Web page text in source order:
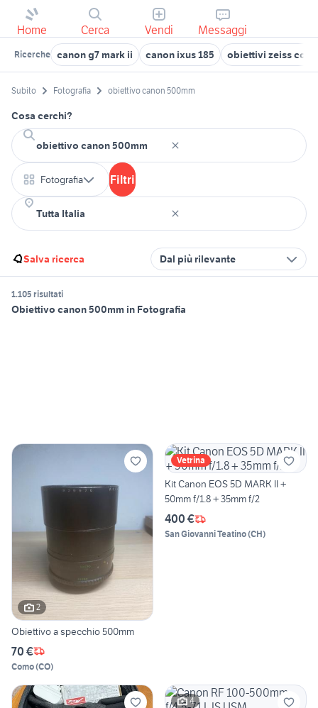
Home Cerca Vendi Messaggi
Ricerche canon g7 mark ii canon ixus 185 obiettivi zeiss
Subito Fotografia obiettivo canon 500mm
Cosa cerchi?
Fotografia Filtri
Salva ricerca Dal più rilevante
1.105 risultati
Obiettivo canon 500mm in Fotografia
2
Obiettivo a specchio 500mm
70 €
Como(CO)
Vetrina
Kit Canon EOS 5D MARK II +
50mm f/1.8 + 35mm f/2
400 €
San Giovanni Teatino(CH)
4